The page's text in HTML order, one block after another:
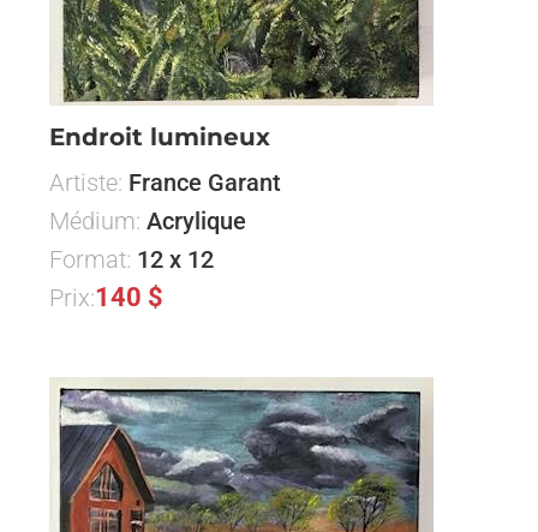
Endroit lumineux
Artiste: France Garant
Médium: Acrylique
Format: 12 x 12
Prix:140 $